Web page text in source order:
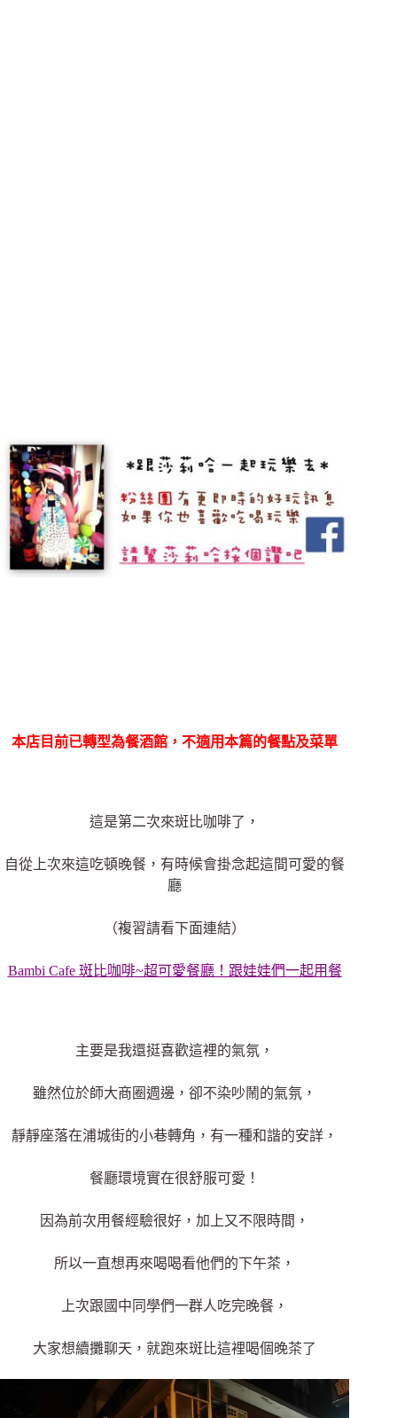
本店目前已轉型為餐酒館，不適用本篇的餐點及菜單
這是第二次來斑比咖啡了，
自從上次來這吃頓晚餐，有時候會掛念起這間可愛的餐
廳
（複習請看下面連結）
Bambi Cafe 斑比咖啡~超可愛餐廳！跟娃娃們一起用餐
主要是我還挺喜歡這裡的氣氛，
雖然位於師大商圈週邊，卻不染吵鬧的氣氛，
靜靜座落在浦城街的小巷轉角，有一種和諧的安詳，
餐廳環境實在很舒服可愛！
因為前次用餐經驗很好，加上又不限時間，
所以一直想再來喝喝看他們的下午茶，
上次跟國中同學們一群人吃完晚餐，
大家想續攤聊天，就跑來斑比這裡喝個晚茶了